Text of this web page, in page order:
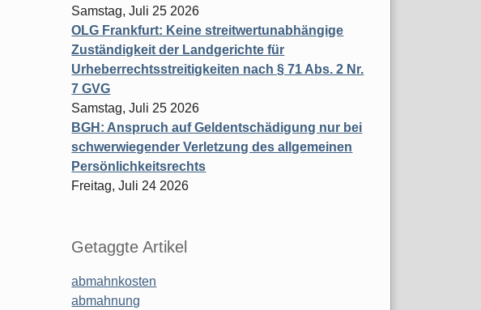
Samstag, Juli 25 2026
OLG Frankfurt: Keine streitwertunabhängige
Zuständigkeit der Landgerichte für
Urheberrechtsstreitigkeiten nach § 71 Abs. 2 Nr.
7 GVG
Samstag, Juli 25 2026
BGH: Anspruch auf Geldentschädigung nur bei
schwerwiegender Verletzung des allgemeinen
Persönlichkeitsrechts
Freitag, Juli 24 2026
Getaggte Artikel
abmahnkosten
abmahnung